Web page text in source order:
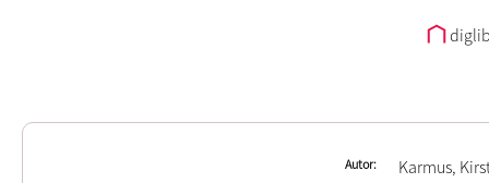
Autor Karmus,